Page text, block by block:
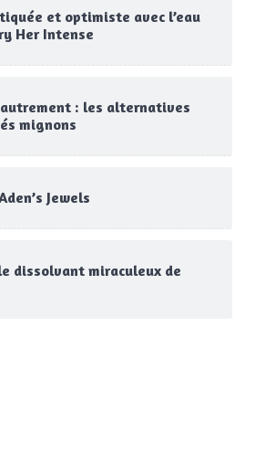
et optimiste avec l’eau
Her Intense
: les alternatives
mignons
Jewels
dissolvant miraculeux de